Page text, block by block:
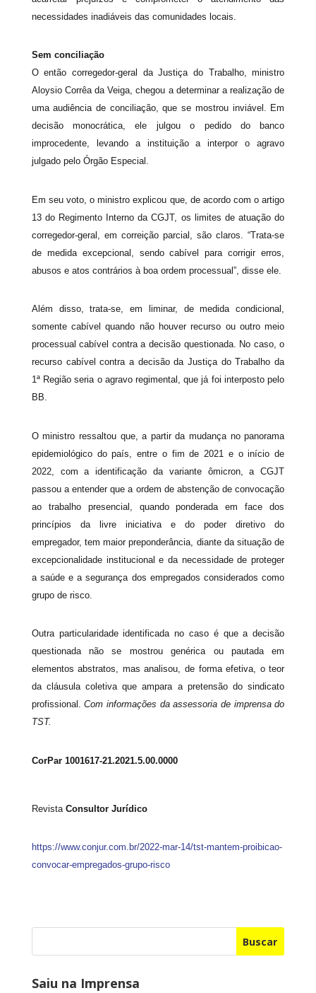
necessidades inadiáveis das comunidades locais.
Sem conciliação
O então corregedor-geral da Justiça do Trabalho, ministro
Aloysio Corrêa da Veiga, chegou a determinar a realização de
uma audiência de conciliação, que se mostrou inviável. Em
decisão monocrática, ele julgou o pedido do banco
improcedente, levando a instituição a interpor o agravo
julgado pelo Órgão Especial.
Em seu voto, o ministro explicou que, de acordo com o artigo
13 do Regimento Interno da CGJT, os limites de atuação do
corregedor-geral, em correição parcial, são claros. “Trata-se
de medida excepcional, sendo cabível para corrigir erros,
abusos e atos contrários à boa ordem processual”, disse ele.
Além disso, trata-se, em liminar, de medida condicional,
somente cabível quando não houver recurso ou outro meio
processual cabível contra a decisão questionada. No caso, o
recurso cabível contra a decisão da Justiça do Trabalho da
1ª Região seria o agravo regimental, que já foi interposto pelo
BB.
O ministro ressaltou que, a partir da mudança no panorama
epidemiológico do país, entre o fim de 2021 e o início de
2022, com a identificação da variante ômicron, a CGJT
passou a entender que a ordem de abstenção de convocação
ao trabalho presencial, quando ponderada em face dos
princípios da livre iniciativa e do poder diretivo do
empregador, tem maior preponderância, diante da situação de
excepcionalidade institucional e da necessidade de proteger
a saúde e a segurança dos empregados considerados como
grupo de risco.
Outra particularidade identificada no caso é que a decisão
questionada não se mostrou genérica ou pautada em
elementos abstratos, mas analisou, de forma efetiva, o teor
da cláusula coletiva que ampara a pretensão do sindicato
profissional.Com informações da assessoria de imprensa do
TST.
CorPar 1001617-21.2021.5.00.0000
Revista Consultor Jurídico
https://www.conjur.com.br/2022-mar-14/tst-mantem-proibicao-
convocar-empregados-grupo-risco
Buscar
Saiu na Imprensa